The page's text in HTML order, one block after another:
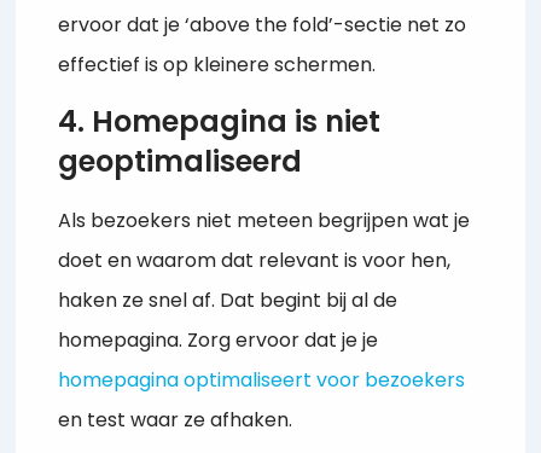
ervoor dat je ‘above the fold’-sectie net zo
effectief is op kleinere schermen.
4. Homepagina is niet
geoptimaliseerd
Als bezoekers niet meteen begrijpen wat je
doet en waarom dat relevant is voor hen,
haken ze snel af. Dat begint bij al de
homepagina. Zorg ervoor dat je je
homepagina optimaliseert voor bezoekers
en test waar ze afhaken.